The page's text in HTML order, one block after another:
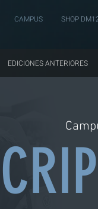
CAMPUS SHOP
EDICIONES ANTERIORES